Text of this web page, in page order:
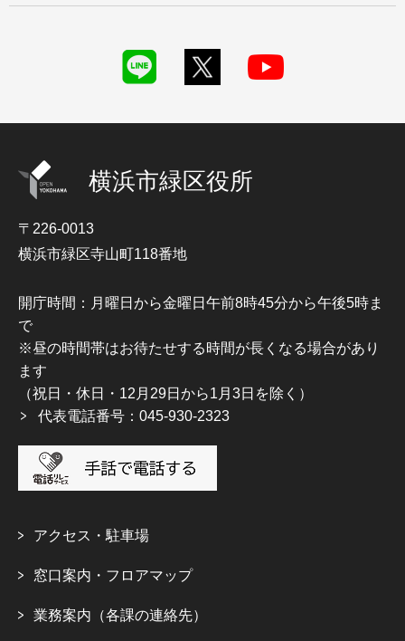
横浜市緑区役所
〒226-0013
横浜市緑区寺山町118番地
開庁時間：月曜日から金曜日午前8時45分から午後5時ま
で
※昼の時間帯はお待たせする時間が長くなる場合があり
ます
（祝日・休日・12月29日から1月3日を除く）
代表電話番号：045-930-2323
アクセス・駐車場
窓口案内・フロアマップ
業務案内（各課の連絡先）